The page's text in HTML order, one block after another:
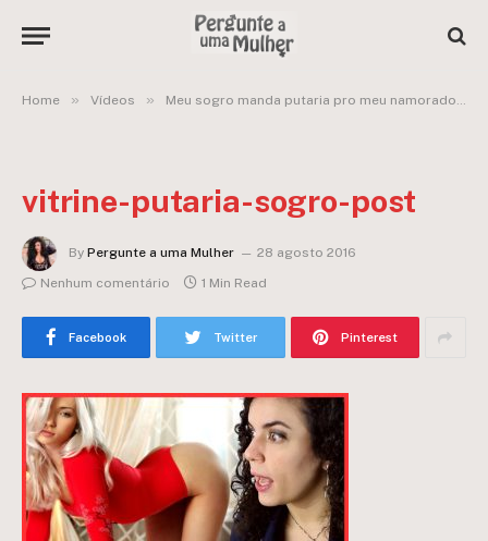
Home » Vídeos » Meu sogro manda putaria pro meu namorado!!!
vitrine-putaria-sogro-post
By Pergunte a uma Mulher
28 agosto 2016
Nenhum comentário
1 Min Read
Facebook Twitter Pinterest